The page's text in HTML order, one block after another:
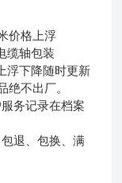
价格上浮
缆轴包装
浮下降随时更新
绝不出厂。
务记录在档案
退、包换、满